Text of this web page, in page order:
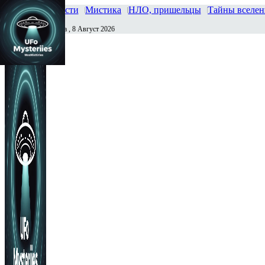
Главная Новости Мистика НЛО, пришельцы Тайны
Сегодня Суббота , 8 Август 2026